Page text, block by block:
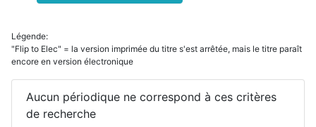
Légende:
"Flip to Elec" = la version imprimée du titre s'est arrêtée, mais le titre paraît
encore en version électronique
Aucun périodique ne correspond à ces critères
de recherche